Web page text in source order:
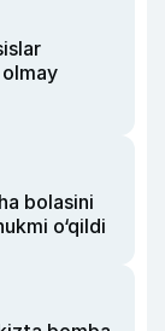
bolasini
o‘qildi